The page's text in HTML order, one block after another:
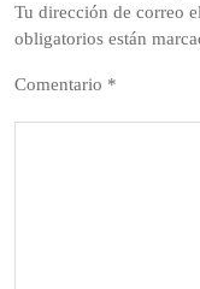
Tu dirección de correo
obligatorios están
Comentario *